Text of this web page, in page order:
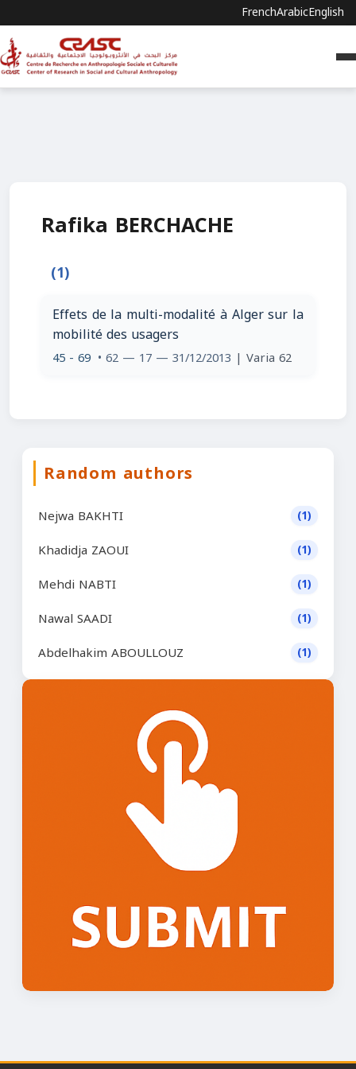
FrenchArabicEnglish
Rafika BERCHACHE
(1)
Effets de la multi-modalité à Alger sur la
mobilité des usagers
45 - 69 • 62 — 17 — 31/12/2013 | Varia 62
Random authors
Nejwa BAKHTI (1)
Khadidja ZAOUI (1)
Mehdi NABTI (1)
Nawal SAADI (1)
Abdelhakim ABOULLOUZ (1)